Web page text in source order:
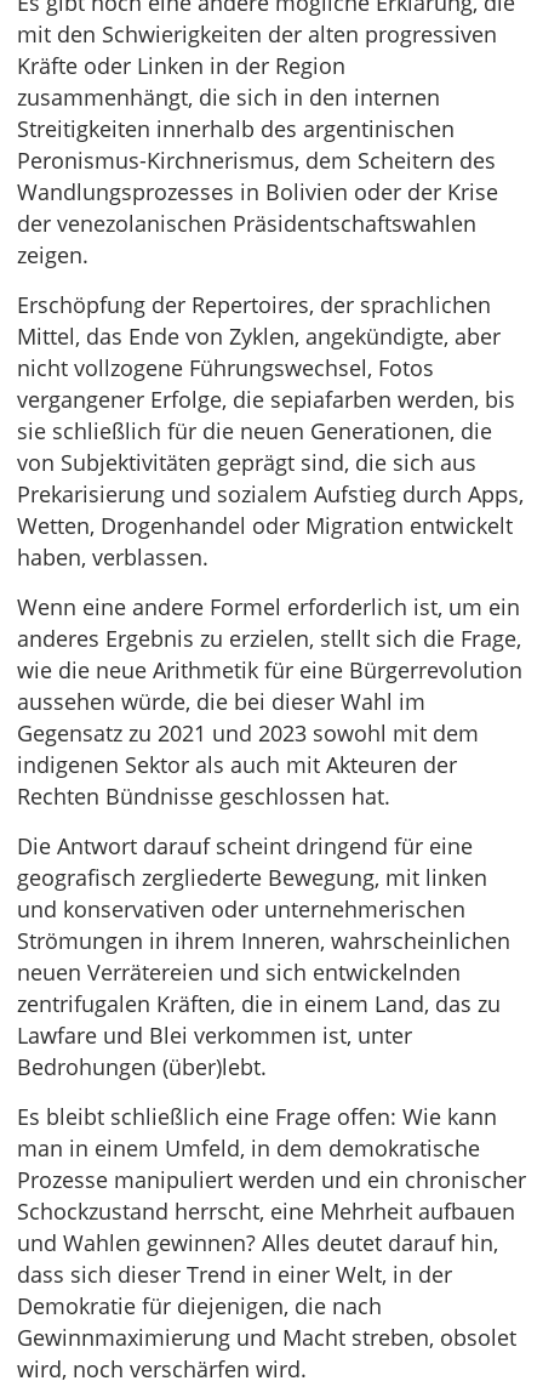
mit den Schwierigkeiten der alten progressiven
Kräfte oder Linken in der Region
zusammenhängt, die sich in den internen
Streitigkeiten innerhalb des argentinischen
Peronismus-Kirchnerismus, dem Scheitern des
Wandlungsprozesses in Bolivien oder der Krise
der venezolanischen Präsidentschaftswahlen
zeigen.
Erschöpfung der Repertoires, der sprachlichen
Mittel, das Ende von Zyklen, angekündigte, aber
nicht vollzogene Führungswechsel, Fotos
vergangener Erfolge, die sepiafarben werden, bis
sie schließlich für die neuen Generationen, die
von Subjektivitäten geprägt sind, die sich aus
Prekarisierung und sozialem Aufstieg durch Apps,
Wetten, Drogenhandel oder Migration entwickelt
haben, verblassen.
Wenn eine andere Formel erforderlich ist, um ein
anderes Ergebnis zu erzielen, stellt sich die Frage,
wie die neue Arithmetik für eine Bürgerrevolution
aussehen würde, die bei dieser Wahl im
Gegensatz zu 2021 und 2023 sowohl mit dem
indigenen Sektor als auch mit Akteuren der
Rechten Bündnisse geschlossen hat.
Die Antwort darauf scheint dringend für eine
geografisch zergliederte Bewegung, mit linken
und konservativen oder unternehmerischen
Strömungen in ihrem Inneren, wahrscheinlichen
neuen Verrätereien und sich entwickelnden
zentrifugalen Kräften, die in einem Land, das zu
Lawfare und Blei verkommen ist, unter
Bedrohungen (über)lebt.
Es bleibt schließlich eine Frage offen: Wie kann
man in einem Umfeld, in dem demokratische
Prozesse manipuliert werden und ein chronischer
Schockzustand herrscht, eine Mehrheit aufbauen
und Wahlen gewinnen? Alles deutet darauf hin,
dass sich dieser Trend in einer Welt, in der
Demokratie für diejenigen, die nach
Gewinnmaximierung und Macht streben, obsolet
wird, noch verschärfen wird.